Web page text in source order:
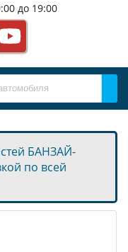
до 19:00
БАНЗАЙ-
по всей